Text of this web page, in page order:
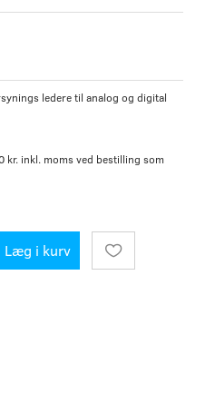
ledere til analog og digital
inkl. moms ved bestilling som
Læg i kurv